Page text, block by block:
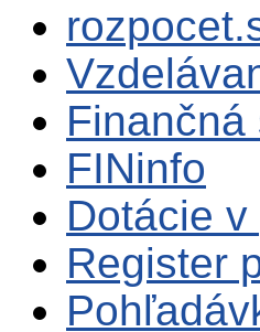
Finančná
FINinfo
Dotácie
Register